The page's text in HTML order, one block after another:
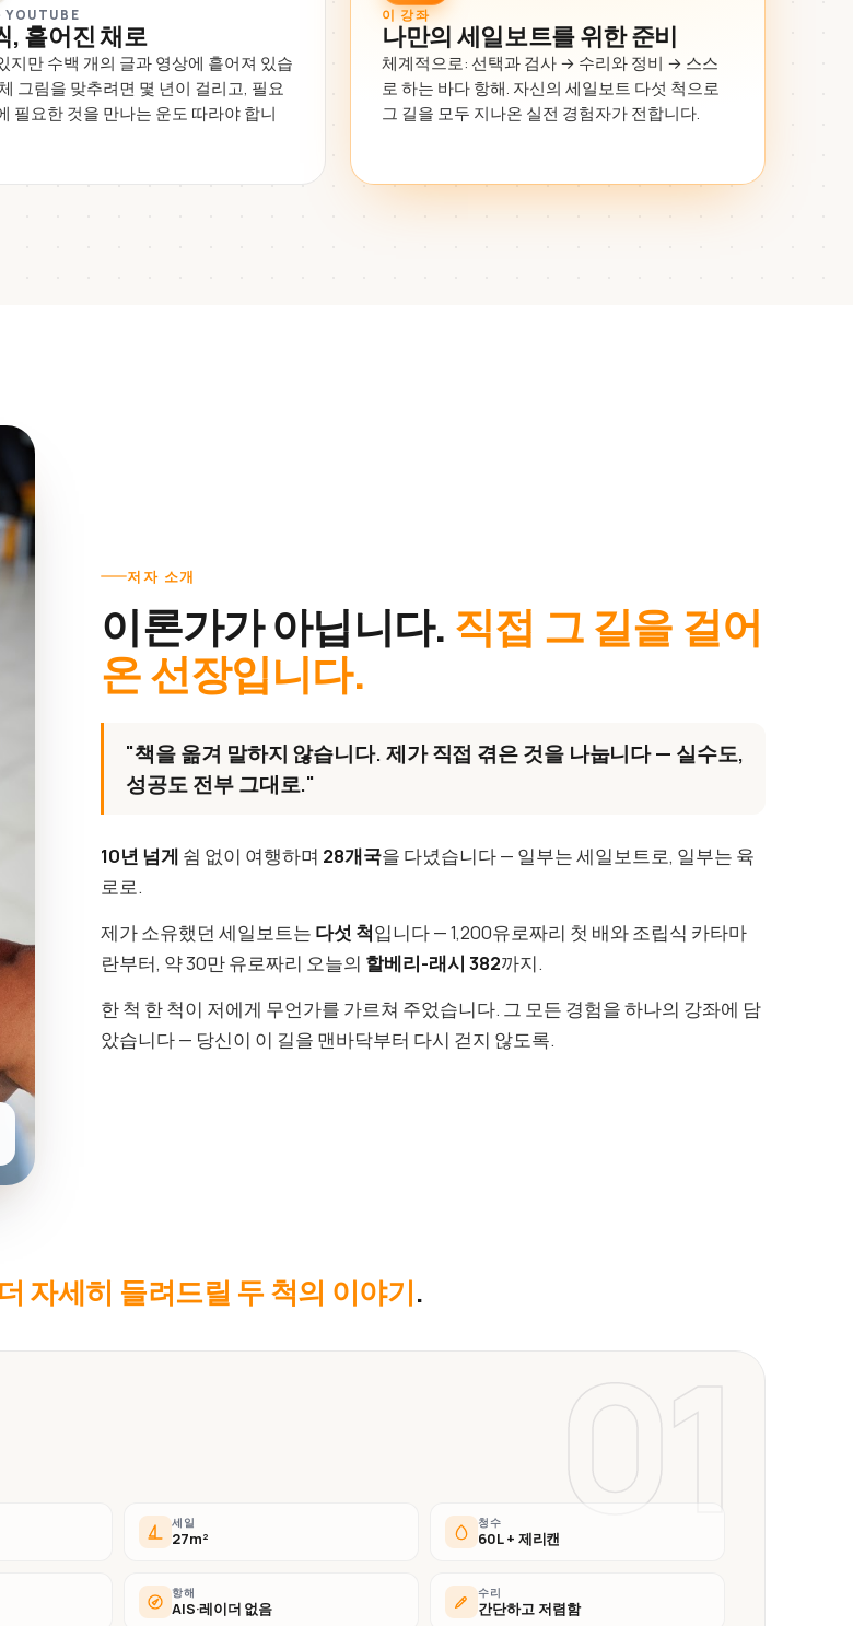
YOUTUBE
, 흩어진 채로
지만 수백 개의 글과 영상에 흩어져 있습
그림을 맞추려면 몇 년이 걸리고, 필요
필요한 것을 만나는 운도 따라야 합니
이 강좌
나만의 세일보트를 위한 준비
체계적으로: 선택과 검사 → 수리와 정비 → 스스
로 하는 바다 항해. 자신의 세일보트 다섯 척으로
그 길을 모두 지나온 실전 경험자가 전합니다.
저자 소개
이론가가 아닙니다. 직접 그 길을 걸어
온 선장입니다.
"책을 옮겨 말하지 않습니다. 제가 직접 겪은 것을 나눕니다 — 실수도,
성공도 전부 그대로."
10년 넘게 쉼 없이 여행하며 28개국을 다녔습니다 — 일부는 세일보트로, 일부는 육
로로.
제가 소유했던 세일보트는 다섯 척입니다 — 1,200유로짜리 첫 배와 조립식 카타마
란부터, 약 30만 유로짜리 오늘의 할베리-래시 382까지.
한 척 한 척이 저에게 무언가를 가르쳐 주었습니다. 그 모든 경험을 하나의 강좌에 담
았습니다 — 당신이 이 길을 맨바닥부터 다시 걷지 않도록.
더 자세히 들려드릴 두 척의 이야기.
01
세일
27m²
청수
60L + 제리캔
항해
AIS·레이더 없음
수리
간단하고 저렴함